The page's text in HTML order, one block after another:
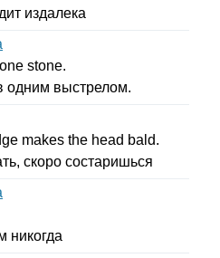
издалека
one stone.
одним выстрелом.
makes the head bald.
скоро состаришься
никогда